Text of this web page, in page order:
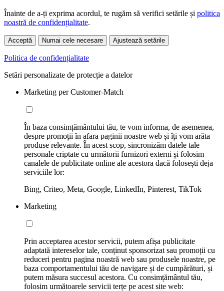
Înainte de a-ți exprima acordul, te rugăm să verifici setările și politica
noastră de confidențialitate.
Acceptă Numai cele necesare Ajustează setările
Politica de confidențialitate
Setări personalizate de protecție a datelor
Marketing per Customer-Match
În baza consimțământului tău, te vom informa, de asemenea,
despre promoții în afara paginii noastre web și îți vom arăta
produse relevante. În acest scop, sincronizăm datele tale
personale criptate cu următorii furnizori externi și folosim
canalele de publicitate online ale acestora dacă folosești deja
serviciile lor:
Bing, Criteo, Meta, Google, LinkedIn, Pinterest, TikTok
Marketing
Prin acceptarea acestor servicii, putem afișa publicitate
adaptată intereselor tale, conținut sponsorizat sau promoții cu
reduceri pentru pagina noastră web sau produsele noastre, pe
baza comportamentului tău de navigare și de cumpărături, și
putem măsura succesul acestora. Cu consimțământul tău,
folosim următoarele servicii terțe pe acest site web: